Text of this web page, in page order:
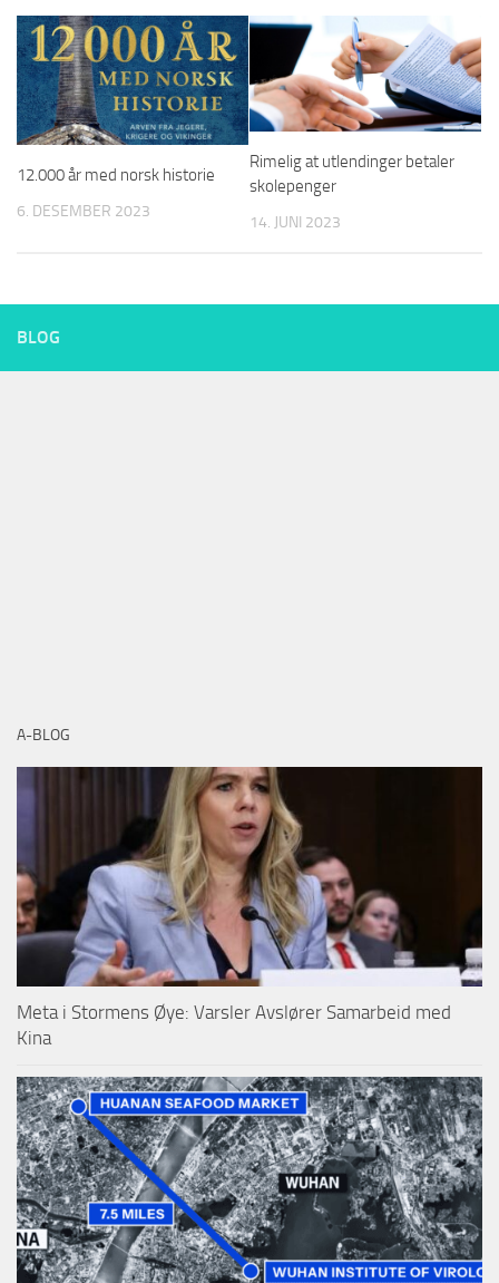
12.000 år med norsk historie
6. DESEMBER 2023
Rimelig at utlendinger betaler
skolepenger
14. JUNI 2023
BLOG
A-BLOG
Meta i Stormens Øye: Varsler Avslører Samarbeid med
Kina